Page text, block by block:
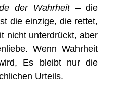
der Wahrheit– die
die einzige, die rettet,
nicht unterdrückt, aber
Wenn Wahrheit
Es bleibt nur die
Urteils.